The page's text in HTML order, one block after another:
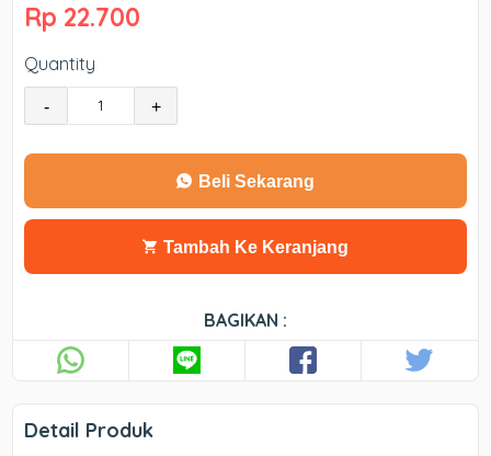
Rp 22.700
Quantity
- +
Beli Sekarang
Tambah Ke Keranjang
BAGIKAN :
Detail Produk